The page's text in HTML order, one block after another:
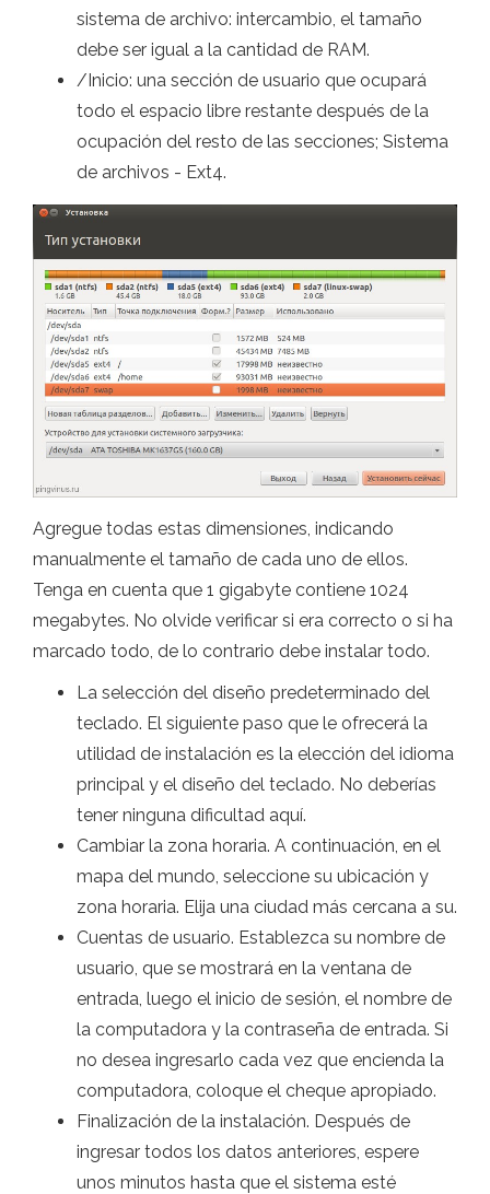
sistema de archivo: intercambio, el tamaño
debe ser igual a la cantidad de RAM.
/Inicio: una sección de usuario que ocupará
todo el espacio libre restante después de la
ocupación del resto de las secciones; Sistema
de archivos - Ext4.
Agregue todas estas dimensiones, indicando
manualmente el tamaño de cada uno de ellos.
Tenga en cuenta que 1 gigabyte contiene 1024
megabytes. No olvide verificar si era correcto o si ha
marcado todo, de lo contrario debe instalar todo.
La selección del diseño predeterminado del
teclado. El siguiente paso que le ofrecerá la
utilidad de instalación es la elección del idioma
principal y el diseño del teclado. No deberías
tener ninguna dificultad aquí.
Cambiar la zona horaria. A continuación, en el
mapa del mundo, seleccione su ubicación y
zona horaria. Elija una ciudad más cercana a su.
Cuentas de usuario. Establezca su nombre de
usuario, que se mostrará en la ventana de
entrada, luego el inicio de sesión, el nombre de
la computadora y la contraseña de entrada. Si
no desea ingresarlo cada vez que encienda la
computadora, coloque el cheque apropiado.
Finalización de la instalación. Después de
ingresar todos los datos anteriores, espere
unos minutos hasta que el sistema esté